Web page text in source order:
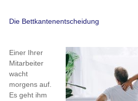
Die Bettkantenentscheidung
Einer Ihrer
Mitarbeiter
wacht
morgens auf.
Es geht ihm